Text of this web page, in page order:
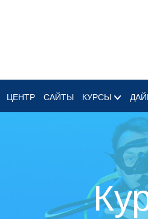
ЦЕНТР САЙТЫ КУРСЫ